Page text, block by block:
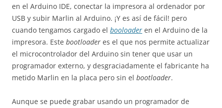
en el Arduino IDE, conectar la impresora al ordenador por
USB y subir Marlin al Arduino. ¡Y es así de fácil! pero
cuando tengamos cargado el booloader en el Arduino de la
impresora. Este bootloader es el que nos permite actualizar
el microcontrolador del Arduino sin tener que usar un
programador externo, y desgraciadamente el fabricante ha
metido Marlin en la placa pero sin el bootloader.
Aunque se puede grabar usando un programador de